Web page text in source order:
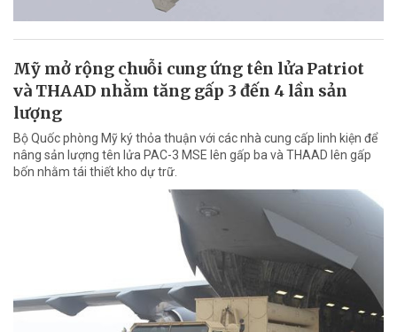
Mỹ mở rộng chuỗi cung ứng tên lửa Patriot
và THAAD nhằm tăng gấp 3 đến 4 lần sản
lượng
Bộ Quốc phòng Mỹ ký thỏa thuận với các nhà cung cấp linh kiện để
nâng sản lượng tên lửa PAC-3 MSE lên gấp ba và THAAD lên gấp
bốn nhằm tái thiết kho dự trữ.